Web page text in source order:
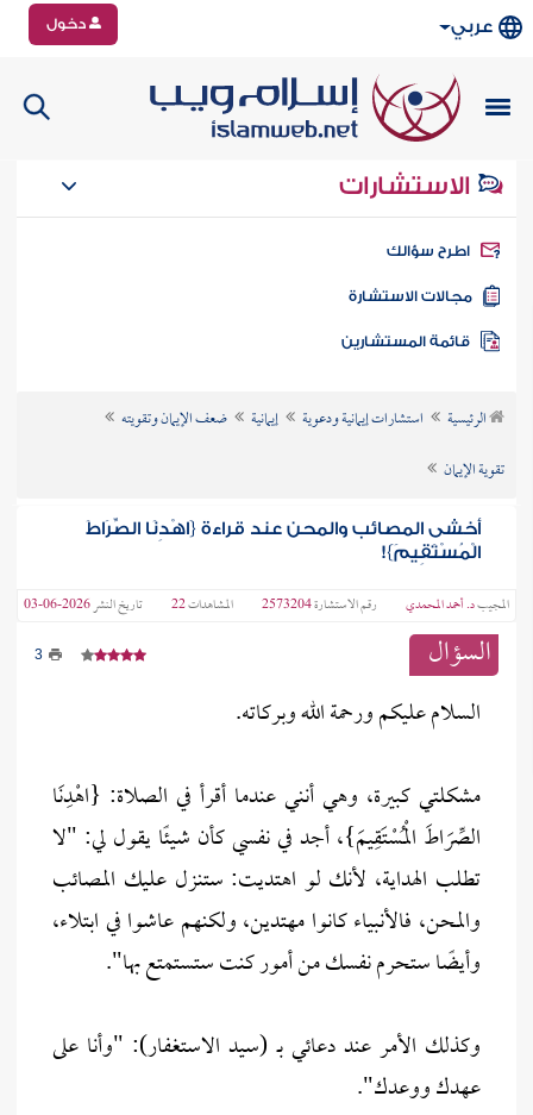
عربي دخول
الاستشارات
سؤالك
الاستشارة
الرئيسية استشارات إيمانية ودعوية إيمانية
ضعف الإيمان وتقويته
تقوية الإيمان
أخشى المصائب والمحن عند قراءة {اهْدِنَا الصِّرَاطَ
الْمُسْتَقِيمَ}!
المجيبد. أحمد المحمدي رقم الاستشارة2573204 المشاهدات22 تاريخ النشر2026-06-03
السؤال 3
السلام عليكم ورحمة الله وبركاته.
مشكلتي كبيرة، وهي أنني عندما أقرأ في الصلاة: {اهْدِنَا
الصِّرَاطَ الْمُسْتَقِيمَ}، أجد في نفسي كأن شيئًا يقول لي: "لا
تطلب الهداية، لأنك لو اهتديت: ستنزل عليك المصائب
والمحن، فالأنبياء كانوا مهتدين، ولكنهم عاشوا في ابتلاء،
وأيضًا ستحرم نفسك من أمور كنت ستستمتع بها".
وكذلك الأمر عند دعائي بـ (سيد الاستغفار): "وأنا على
عهدك ووعدك".